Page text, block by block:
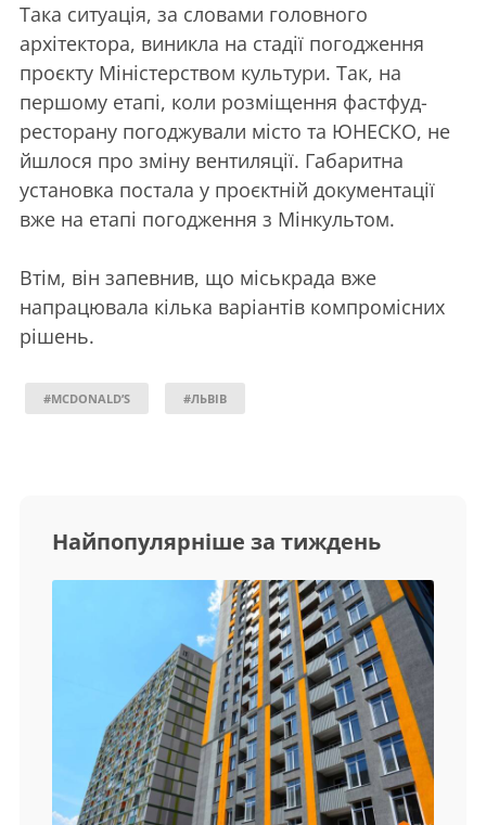
Така ситуація, за словами головного
архітектора, виникла на стадії погодження
проєкту Міністерством культури. Так, на
першому етапі, коли розміщення фастфуд-
ресторану погоджували місто та ЮНЕСКО, не
йшлося про зміну вентиляції. Габаритна
установка постала у проєктній документації
вже на етапі погодження з Мінкультом.
Втім, він запевнив, що міськрада вже
напрацювала кілька варіантів компромісних
рішень.
#MCDONALD’S #ЛЬВІВ
Найпопулярніше за тиждень